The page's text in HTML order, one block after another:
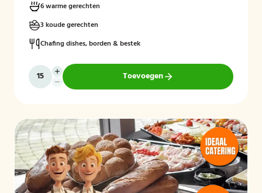
6 warme gerechten
3 koude gerechten
Chafing dishes, borden & bestek
Toevoegen